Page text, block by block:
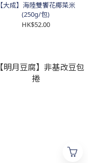
【大成】海陸雙饗花椰菜米
(250g/包)
HK$52.00